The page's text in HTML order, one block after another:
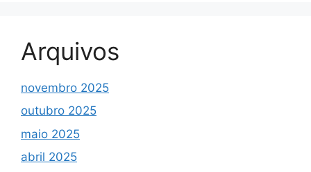
Arquivos
novembro 2025
outubro 2025
maio 2025
abril 2025